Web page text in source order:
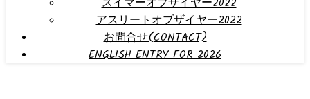
アスリートオブザイヤー2022
お問合せ(CONTACT)
ENGLISH ENTRY FOR 2026